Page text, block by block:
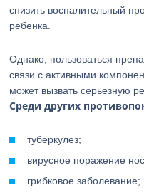
снизить воспалительный
ребенка.
Однако, пользоваться
связи с активными
может вызвать серьезную
Среди других
туберкулез;
вирусное поражение
грибковое заболевание;